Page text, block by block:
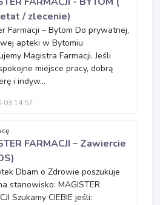
etat / zlecenie)
Farmacji – Bytom Do prywatnej,
apteki w Bytomiu
Magistra Farmacji. Jeśli
miejsce pracy, dobrą
i indyw...
03 14:57
FARMACJI – Zawiercie
Dbam o Zdrowie poszukuje
stanowisko: MAGISTER
Szukamy CIEBIE jeśli: